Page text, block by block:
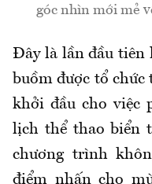
góc nhìn mới mẻ
Đây là lần đầu tiên
buồm được tổ chức
khởi đầu cho việc
lịch thể thao biển
chương trình
điểm nhấn cho